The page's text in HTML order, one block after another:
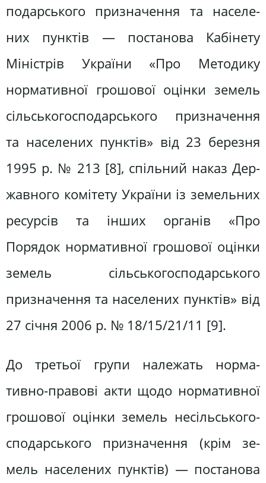
подарського призначення та населе­
них пунктів — постанова Кабінету
Міністрів України «Про Методику
нормативної грошової оцінки земель
сільськогосподарського призначення
та населених пунктів» від 23 березня
1995 р. № 213 [8], спільний наказ Дер­
жавного комітету України із земель­них
ресурсів та інших органів «Про
Порядок нормативної грошової оцін­ки
земель сільськогосподарського
призначення та населених пунктів» від
27 січня 2006 р. № 18/15/21/11 [9].
До третьої групи належать норма­
тивно-правові акти щодо нормативної
грошової оцінки земель несільського-
сподарського призначення (крім зе­
мель населених пунктів) — постанова